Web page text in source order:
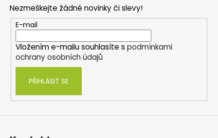
Nezmeškejte žádné novinky či slevy!
E-mail
Vložením e-mailu souhlasíte s podmínkami
ochrany osobních údajů
PŘIHLÁSIT SE